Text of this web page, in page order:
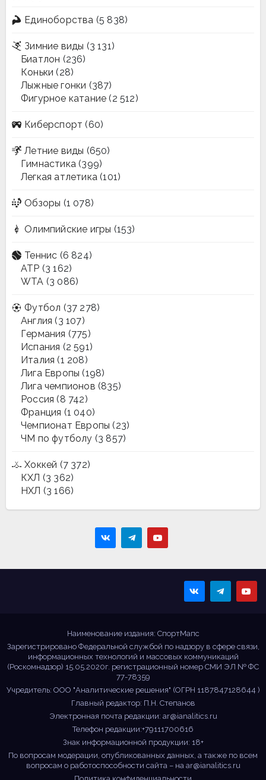
Единоборства (5 838)
Зимние виды (3 131)
Биатлон (236)
Коньки (28)
Лыжные гонки (387)
Фигурное катание (2 512)
Киберспорт (60)
Летние виды (650)
Гимнастика (399)
Легкая атлетика (101)
Обзоры (1 078)
Олимпийские игры (153)
Теннис (6 824)
ATP (3 162)
WTA (3 086)
Футбол (37 278)
Англия (3 107)
Германия (775)
Испания (2 591)
Италия (1 208)
Лига Европы (198)
Лига чемпионов (835)
Россия (8 742)
Франция (1 040)
Чемпионат Европы (23)
ЧМ по футболу (3 857)
Хоккей (7 372)
КХЛ (3 362)
НХЛ (3 166)
Наименование издания: СпортМапс
Зарегистрировано Федеральной службой по надзору в сфере связи,
информационных технологий и массовых коммуникаций
(Роскомнадзор) 15.05.2020г. регистрационный номер СМИ ЭЛ № ФС
77-78359
Учредитель: ООО "Аналитические решения" (ОГРН 1187847128644 )
Главный редактор: П.Н. Степанов
Электронная почта редакции: ar@ianalitics.ru
Телефон редакции:+79111700616
Знак информационной продукции: 18+
По вопросам модерации, опубликованных данных, а также по всем
вопросам о работоспособности сайта – на ar@ianalitics.ru